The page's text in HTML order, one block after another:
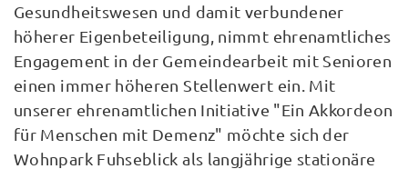
Gesundheitswesen und damit verbundener
höherer Eigenbeteiligung, nimmt ehrenamtliches
Engagement in der Gemeindearbeit mit Senioren
einen immer höheren Stellenwert ein. Mit
unserer ehrenamtlichen Initiative "Ein Akkordeon
für Menschen mit Demenz" möchte sich der
Wohnpark Fuhseblick als langjährige stationäre